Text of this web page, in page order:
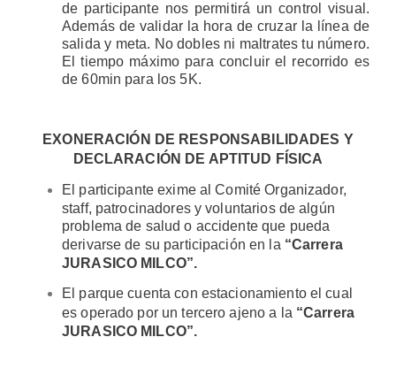
de participante nos permitirá un control visual.
Además de validar la hora de cruzar la línea de
salida y meta. No dobles ni maltrates tu número.
El tiempo máximo para concluir el recorrido es
de 60min para los 5K.
EXONERACIÓN DE RESPONSABILIDADES Y
DECLARACIÓN DE APTITUD FÍSICA
El participante exime al Comité Organizador,
staff, patrocinadores y voluntarios de algún
problema de salud o accidente que pueda
derivarse de su participación en la “Carrera
JURASICO MILCO”.
El parque cuenta con estacionamiento el cual
es operado por un tercero ajeno a la “Carrera
JURASICO MILCO”.